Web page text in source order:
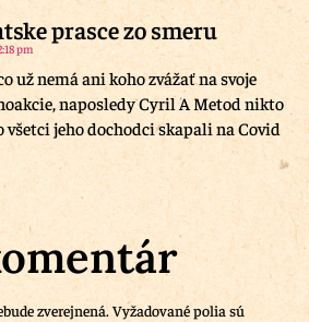
prasce zo smeru
pm
už nemá ani koho zvážať na svoje
naposledy Cyril A Metod nikto
všetci jeho dochodci skapali na Covid
zverejnená.Vyžadované polia sú